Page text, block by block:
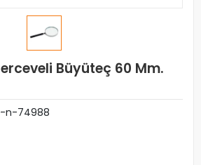
Büyüteç 60 Mm.
n-74988